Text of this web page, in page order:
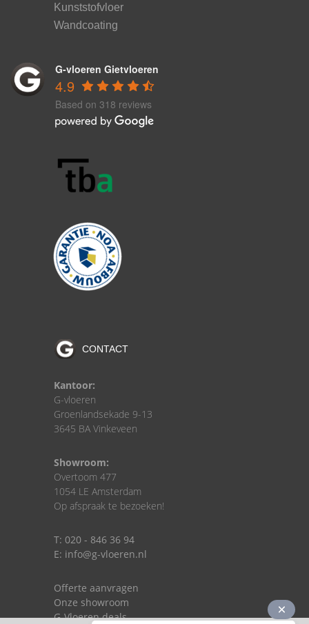
Kunststofvloer
Wandcoating
G-vloeren Gietvloeren
4.9
Based on 318 reviews
CONTACT
Kantoor:
G-vloeren
Groenlandsekade 9-13
3645 BA Vinkeveen
Showroom:
Overtoom 477
1054 LE Amsterdam
Op afspraak te bezoeken!
T: 020 - 846 36 94
E: info@g-vloeren.nl
Offerte aanvragen
Onze showroom
G-Vloeren deals